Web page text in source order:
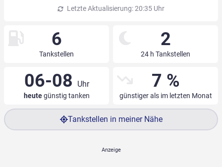
Letzte Aktualisierung: 20:35 Uhr
6
Tankstellen
2
24 h Tankstellen
06-08 Uhr
heutegünstig tanken
7 %
günstiger als im letzten Monat
Tankstellen in meiner Nähe